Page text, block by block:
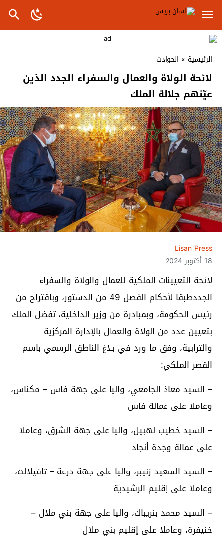
الرئيسية » الحوادث
لائحة الولاة والعمال والسفراء الجدد الذين
عيّنهم جلالة الملك
Lisan Press
18 أكتوبر 2024
لائحة التعيينات الملكية للعمال والولاة والسفراء
الجددطبقا لأحكام الفصل 49 من الدستور، وباقتراح من
رئيس الحكومة، وبمبادرة من وزير الداخلية، تفضل الملك
بتعيين عدد من الولاة والعمال بالإدارة المركزية
والترابية، وفق ما ورد في بلاغ الناطق الرسمي باسم
القصر الملكي:
– السيد معاذ الجامعي، واليا على جهة فاس – مكناس،
وعاملا على عمالة فاس
– السيد خطيب لهبيل، واليا على جهة الشرق، وعاملا
على عمالة وجدة أنجاد
– السيد السعيد زنيبر، واليا على جهة درعة – تافيلالت،
وعاملا على إقليم الرشيدية
– السيد محمد بنريباك، واليا على جهة بني ملال –
خنيفرة، وعاملا على إقليم بني ملال